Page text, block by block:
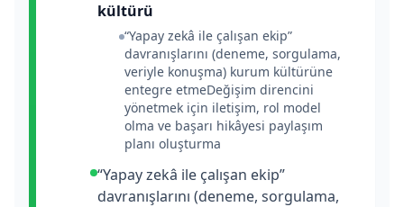
kültürü
“Yapay zekâ ile çalışan ekip”
davranışlarını (deneme, sorgulama,
veriyle konuşma) kurum kültürüne
entegre etmeDeğişim direncini
yönetmek için iletişim, rol model
olma ve başarı hikâyesi paylaşım
planı oluşturma
“Yapay zekâ ile çalışan ekip”
davranışlarını (deneme, sorgulama,